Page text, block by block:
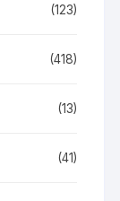
(123)
(418)
(13)
(41)